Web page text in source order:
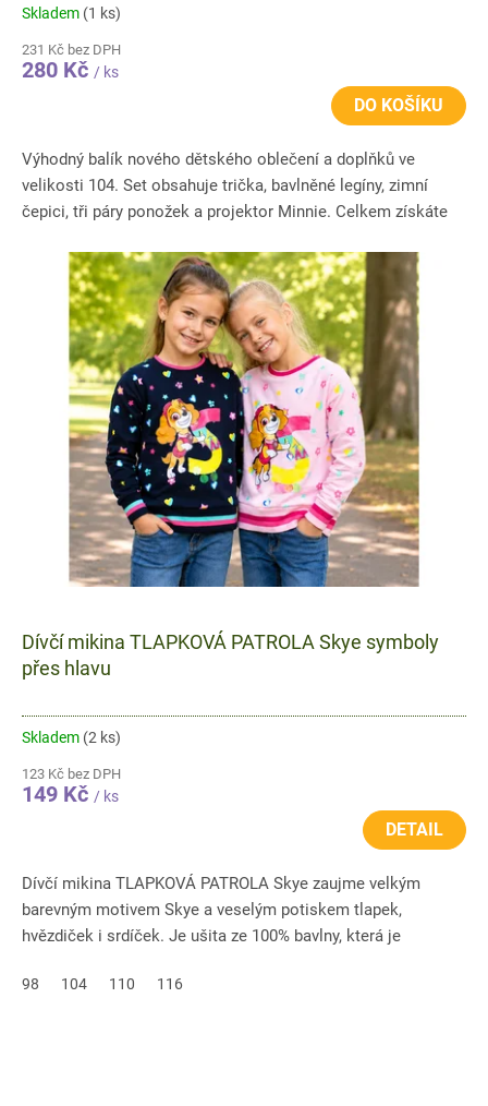
Skladem (1 ks)
231 Kč bez DPH
280 Kč / ks
DO KOŠÍKU
Výhodný balík nového dětského oblečení a doplňků ve
velikosti 104. Set obsahuje trička, bavlněné legíny, zimní
čepici, tři páry ponožek a projektor Minnie. Celkem získáte
Dívčí mikina TLAPKOVÁ PATROLA Skye symboly
přes hlavu
Skladem (2 ks)
123 Kč bez DPH
149 Kč / ks
DETAIL
Dívčí mikina TLAPKOVÁ PATROLA Skye zaujme velkým
barevným motivem Skye a veselým potiskem tlapek,
hvězdiček i srdíček. Je ušita ze 100% bavlny, která je
98 104 110 116